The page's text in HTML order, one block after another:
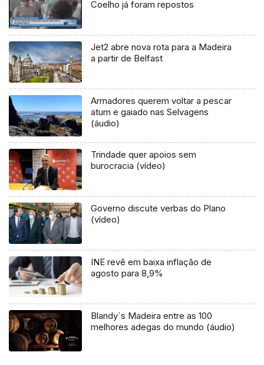
Coelho já foram repostos
Jet2 abre nova rota para a Madeira
a partir de Belfast
Armadores querem voltar a pescar
atum e gaiado nas Selvagens
(áudio)
Trindade quer apoios sem
burocracia (vídeo)
Governo discute verbas do Plano
(vídeo)
INE revê em baixa inflação de
agosto para 8,9%
Blandy`s Madeira entre as 100
melhores adegas do mundo (áudio)